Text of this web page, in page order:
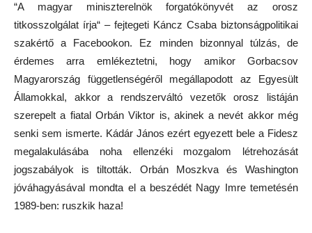
“A magyar miniszterelnök forgatókönyvét az orosz
titkosszolgálat írja“ – fejtegeti Káncz Csaba biztonságpolitikai
szakértő a Facebookon. Ez minden bizonnyal túlzás, de
érdemes arra emlékeztetni, hogy amikor Gorbacsov
Magyarország függetlenségéről megállapodott az Egyesült
Államokkal, akkor a rendszerváltó vezetők orosz listáján
szerepelt a fiatal Orbán Viktor is, akinek a nevét akkor még
senki sem ismerte. Kádár János ezért egyezett bele a Fidesz
megalakulásába noha ellenzéki mozgalom létrehozását
jogszabályok is tiltották. Orbán Moszkva és Washington
jóváhagyásával mondta el a beszédét Nagy Imre temetésén
1989-ben: ruszkik haza!